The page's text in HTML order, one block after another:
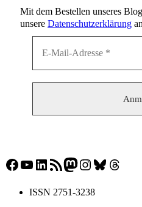
Mit dem Bestellen unseres
unsere Datenschutzerklärung
Facebook
YouTube
LinkedIn
RSS-FeedMastodon
Instagram
Bluesky
ISSN 2751-3238